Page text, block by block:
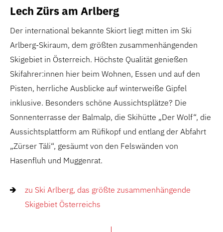
Lech Zürs am Arlberg
Der international bekannte Skiort liegt mitten im Ski
Arlberg-Skiraum, dem größten zusammenhängenden
Skigebiet in Österreich. Höchste Qualität genießen
Skifahrer:innen hier beim Wohnen, Essen und auf den
Pisten, herrliche Ausblicke auf winterweiße Gipfel
inklusive. Besonders schöne Aussichtsplätze? Die
Sonnenterrasse der Balmalp, die Skihütte „Der Wolf“, die
Aussichtsplattform am Rüfikopf und entlang der Abfahrt
„Zürser Täli“, gesäumt von den Felswänden von
Hasenfluh und Muggenrat.
zu Ski Arlberg, das größte zusammenhängende
Skigebiet Österreichs